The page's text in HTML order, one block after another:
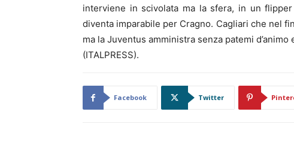
interviene in scivolata ma la sfera, in un
diventa imparabile per Cragno. Cagliari che nel
ma la Juventus amministra senza patemi
(ITALPRESS).
Facebook Twitter